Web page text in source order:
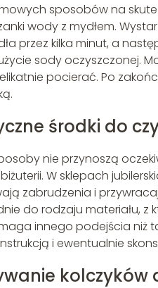
sposobów na
wody z mydłem.
przez kilka minut, a
sody oczyszczonej.
pocierać. Po
środki do
nie przynoszą
W sklepach
zabrudzenia i
do rodzaju materiału, z
innego podejścia niż
i ewentualnie
kolczyków